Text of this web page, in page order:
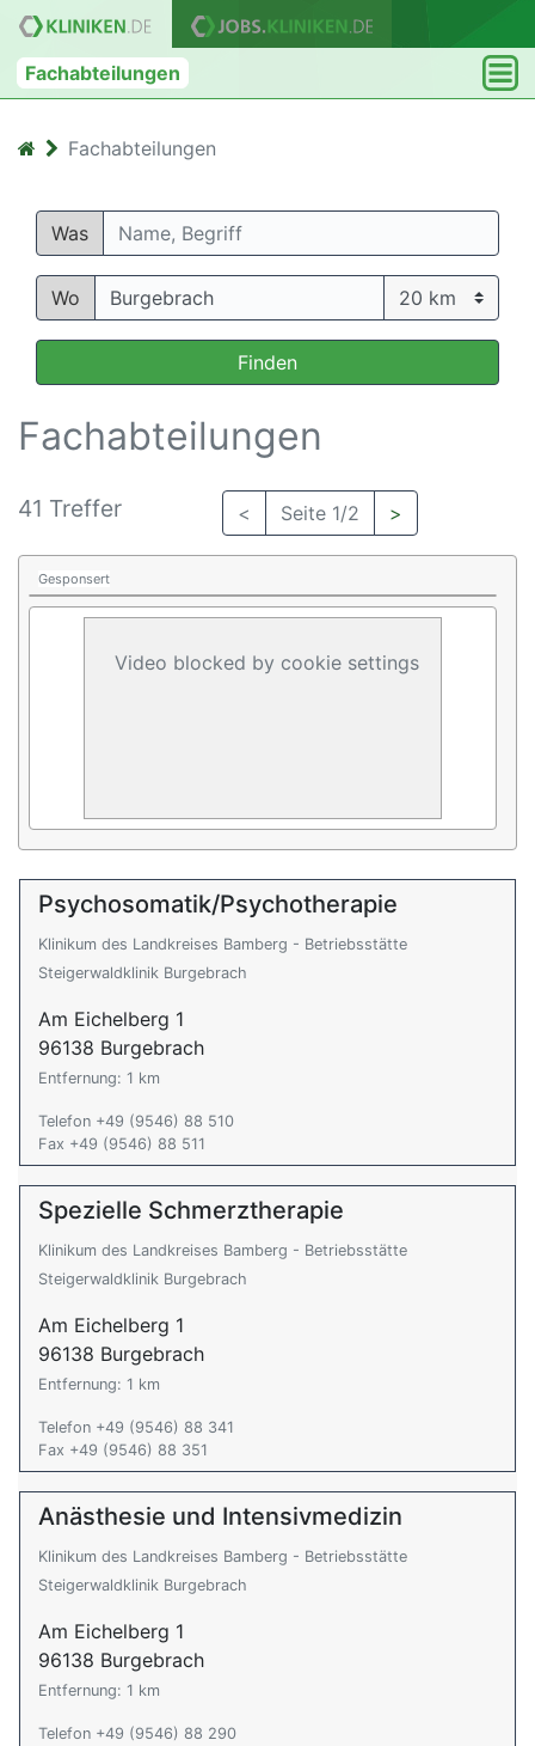
Fachabteilungen
Fachabteilungen
Was
Wo
Finden
Fachabteilungen
41 Treffer < Seite 1/2 >
Gesponsert
Video blocked by cookie settings
Psychosomatik/Psychotherapie
Klinikum des Landkreises Bamberg - Betriebsstätte
Steigerwaldklinik Burgebrach
Am Eichelberg 1
96138 Burgebrach
Entfernung: 1 km
Telefon +49 (9546) 88 510
Fax +49 (9546) 88 511
Spezielle Schmerztherapie
Klinikum des Landkreises Bamberg - Betriebsstätte
Steigerwaldklinik Burgebrach
Am Eichelberg 1
96138 Burgebrach
Entfernung: 1 km
Telefon +49 (9546) 88 341
Fax +49 (9546) 88 351
Anästhesie und Intensivmedizin
Klinikum des Landkreises Bamberg - Betriebsstätte
Steigerwaldklinik Burgebrach
Am Eichelberg 1
96138 Burgebrach
Entfernung: 1 km
Telefon +49 (9546) 88 290